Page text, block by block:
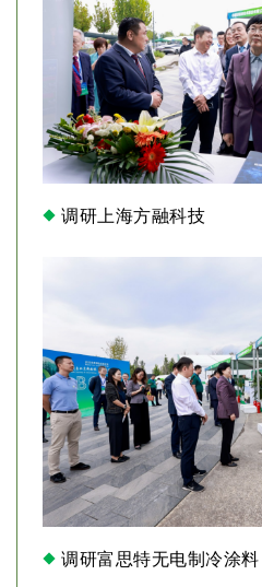
调研上海方融科技
调研富思特无电制冷涂料